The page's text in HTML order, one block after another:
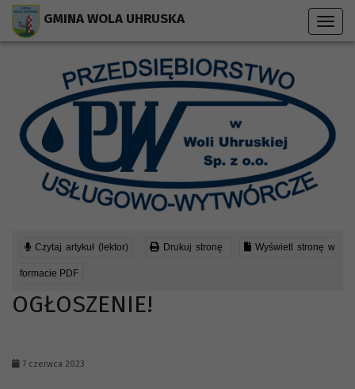
GMINA WOLA UHRUSKA
Czytaj artykuł (lektor) Drukuj stronę Wyświetl stronę w
formacie PDF
OGŁOSZENIE!
7 czerwca 2023